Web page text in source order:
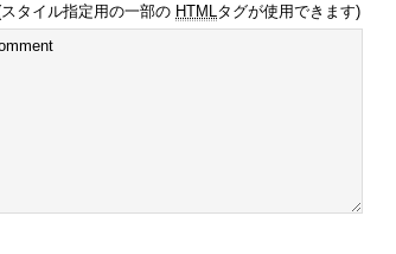
タイル指定用の一部の HTML タグが使用できます)